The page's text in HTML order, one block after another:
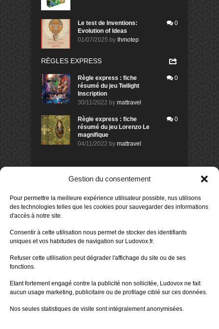
Gestion du consentement
Pour permettre la meilleure expérience utilisateur possible, nus utilisons
des technologies telles que les cookies pour sauvegarder des informations
d'accès à notre site.
Consentir à cette utilisation nous permet de stocker des identifiants
uniques et vos habitudes de navigation sur Ludovox.fr.
Refuser cette utilisation peut dégrader l'affichage du site ou de ses
fonctions.
Etant fortement engagé contre la publicité non sollicitée, Ludovox ne fait
aucun usage marketing, publicitaire ou de profilage ciblé sur ces données.
Nos seules statistiques de visite sont intégralement anonymisées.
Le test de Inventions:
Evolution of Ideas
01/07/2025 by Ihmotep
0
RÈGLES EXPRESS
Règle express : fiche
résumé du jeu Twilight
Inscription
30/11/2022 by mattravel
0
Règle express : fiche
résumé du jeu Lorenzo Le
magnifique
04/11/2022 by mattravel
0
DERNIERS AVIS DES MEMBRES
Avis de morlockbob
Sur le jeu Collect!
il y a 13 heures
Avis demorlockbob
Sur le jeu Detective Box - Ciao
Publié leil y a 2 jours
80%
Sur le jeu Detective Box - Ciao
Bella